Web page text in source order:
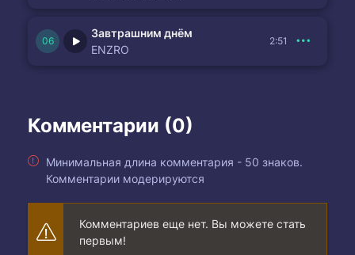
Завтрашним днём
ENZRO
2:51
Комментарии (0)
Минимальная длина комментария - 50 знаков.
Комментарии модерируются
Комментариев еще нет. Вы можете стать
первым!